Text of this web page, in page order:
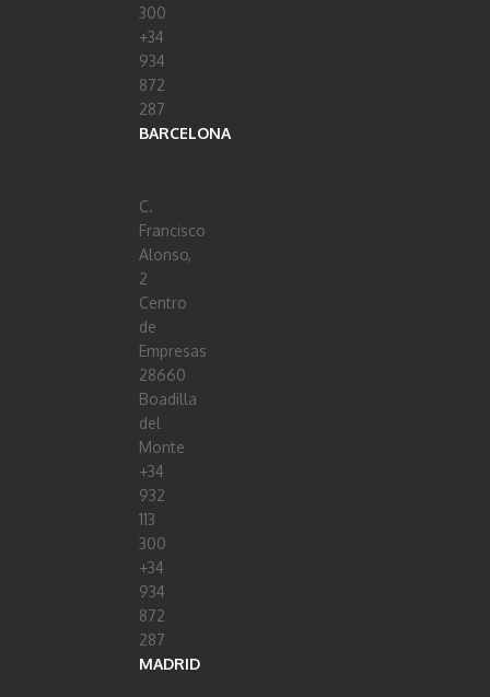
300
+34
934
872
287
BARCELONA
C.
Francisco
Alonso,
2
Centro
de
Empresas
28660
Boadilla
del
Monte
+34
932
113
300
+34
934
872
287
MADRID